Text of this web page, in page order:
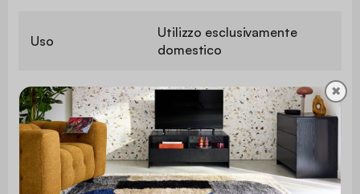
Uso
Utilizzo esclusivamente
domestico
Garanzia 2 anni
Montaggio
Il montaggio è semplice, le
istruzioni sono fornite.
✖